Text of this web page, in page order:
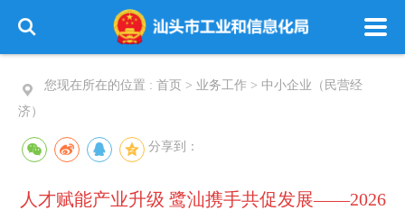
您现在所在的位置 : 首页 > 业务工作 > 中小企业（民营经
济）
分享到：
人才赋能产业升级 鹭汕携手共促发展——2026